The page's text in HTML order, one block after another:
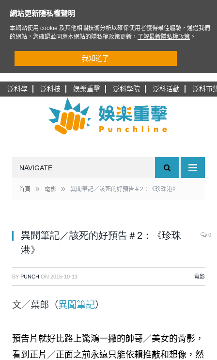
泛科學 泛科技 娛樂重擊 泛科學院 泛科活動 泛科市
NAVIGATE
首頁 » 電影 » 異聞筆記／該死的好預告＃2：《珍珠港》
異聞筆記／該死的好預告＃2：《珍珠
港》
0
BY PUNCH ON 2015-10-13 電影
文／葉郎（異聞筆記）
預告片就好比路上驚鴻一撇的帥哥／美女的背影，
看到正片／正面之前永遠只能依賴推敲和想像，然
網站更新隱私權聲明
本網站使用 cookie 及其他相關技術分析以確保使用者獲得最佳體驗，通過我們
的網站，您確認並同意本網站的隱私權政策更新，
了解最新隱私權政策 。
我知道了